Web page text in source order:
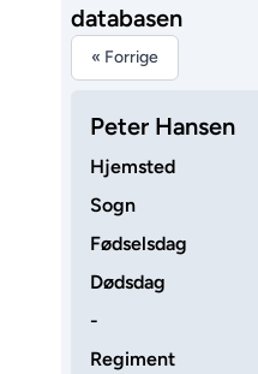
databasen
« Forrige
Peter Hansen
Hjemsted
Sogn
Fødselsdag
Dødsdag
-
Regiment